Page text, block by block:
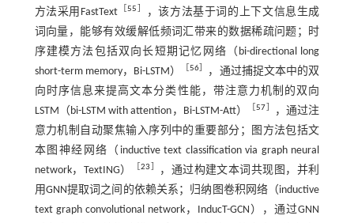
方法采用FastText ［55
，该方法基于词的上下文信息生成
词向量，能够有效缓解低频词汇带来的数据稀疏问题；时
序建模方法包括双向长短期记忆网络（bi-directional long
short-term memory，Bi-LSTM）
［56
，通过捕捉文本中的双
向时序信息来提高文本分类性能，带注意力机制的双向
LSTM（bi-LSTM with attention，Bi-LSTM-Att）
［57
，通过注
意力机制自动聚焦输入序列中的重要部分；图方法包括文
本图神经网络（inductive text classification via graph neural
network，TextING）
［23
，通过构建文本词共现图，并利
用GNN提取词之间的依赖关系；归纳图卷积网络（inductive
text graph convolutional network，InducT-GCN），通过GNN